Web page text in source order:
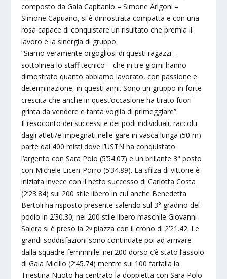
composto da Gaia Capitanio – Simone Arigoni –
Simone Capuano, si è dimostrata compatta e con una
rosa capace di conquistare un risultato che premia il
lavoro e la sinergia di gruppo.
“Siamo veramente orgogliosi di questi ragazzi –
sottolinea lo staff tecnico – che in tre giorni hanno
dimostrato quanto abbiamo lavorato, con passione e
determinazione, in questi anni. Sono un gruppo in forte
crescita che anche in quest’occasione ha tirato fuori
grinta da vendere e tanta voglia di primeggiare”.
Il resoconto dei successi e dei podi individuali, raccolti
dagli atleti/e impegnati nelle gare in vasca lunga (50 m)
parte dai 400 misti dove l’USTN ha conquistato
l’argento con Sara Polo (5’54.07) e un brillante 3° posto
con Michele Licen-Porro (5’34.89). La sfilza di vittorie è
iniziata invece con il netto successo di Carlotta Costa
(2’23.84) sui 200 stile libero in cui anche Benedetta
Bertoli ha risposto presente salendo sul 3° gradino del
podio in 2’30.30; nei 200 stile libero maschile Giovanni
Salera si è preso la 2ᵅ piazza con il crono di 2’21.42. Le
grandi soddisfazioni sono continuate poi ad arrivare
dalla squadre femminile: nei 200 dorso c’è stato l’assolo
di Gaia Micillo (2’45.74) mentre sui 100 farfalla la
Triestina Nuoto ha centrato la doppietta con Sara Polo